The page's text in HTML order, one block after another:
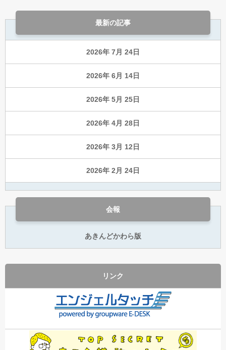
最新の記事
2026年 7月 24日
2026年 6月 14日
2026年 5月 25日
2026年 4月 28日
2026年 3月 12日
2026年 2月 24日
会報
あきんどかわら版
リンク